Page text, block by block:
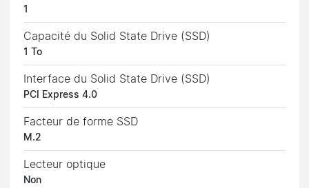
1
Capacité du Solid State Drive (SSD)
1 To
Interface du Solid State Drive (SSD)
PCI Express 4.0
Facteur de forme SSD
M.2
Lecteur optique
Non